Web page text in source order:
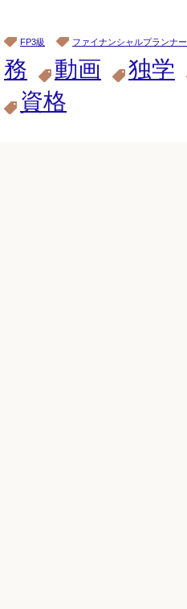
FP3級 ファイナンシャルプランナー
務
動画 独学
資格